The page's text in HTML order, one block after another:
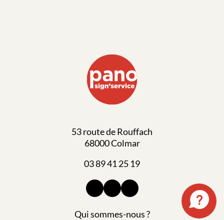
53 route de Rouffach
68000 Colmar
03 89 41 25 19
Qui sommes-nous ?